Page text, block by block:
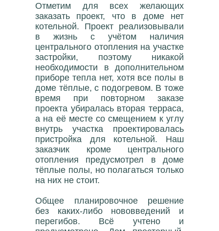
Отметим для всех желающих
заказать проект, что в доме нет
котельной. Проект реализовывали
в жизнь с учётом наличия
центрального отопления на участке
застройки, поэтому никакой
необходимости в дополнительном
приборе тепла нет, хотя все полы в
доме тёплые, с подогревом. В тоже
время при повторном заказе
проекта убиралась вторая терраса,
а на её месте со смещением к углу
внутрь участка проектировалась
пристройка для котельной. Наш
заказчик кроме центрального
отопления предусмотрел в доме
тёплые полы, но полагаться только
на них не стоит.
Общее планировочное решение
без каких-либо нововведений и
перегибов. Всё учтено и